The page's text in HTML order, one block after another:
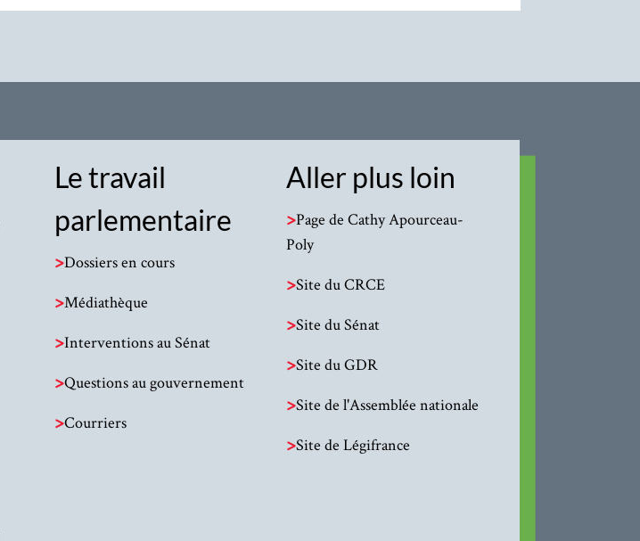
Le travail
parlementaire
>Dossiers en cours
>Médiathèque
>Interventions au Sénat
>Questions au gouvernement
>Courriers
Aller plus loin
>Page de Cathy Apourceau-
Poly
>Site du CRCE
>Site du Sénat
>Site du GDR
>Site de l'Assemblée nationale
>Site de Légifrance